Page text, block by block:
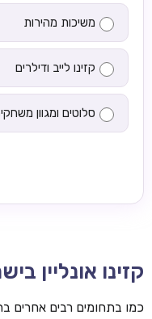
משיכות מהירות
קזינו לייב ודילרים
סלוטים ומגוון
קזינו אונליין
כמו בתחומים רבים אחרים